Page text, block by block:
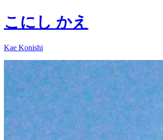
こにし かえ
Kae Konishi